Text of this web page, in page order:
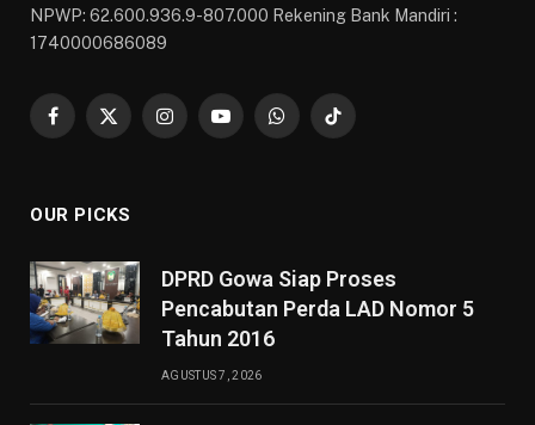
NPWP: 62.600.936.9-807.000 Rekening Bank Mandiri :
1740000686089
Facebook
X
InstagramYouTubeWhatsAppTikTok
OUR PICKS
DPRD Gowa Siap Proses
Pencabutan Perda LAD Nomor 5
Tahun 2016
AGUSTUS 7, 2026